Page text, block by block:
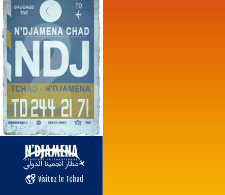
Visitez le Tchad